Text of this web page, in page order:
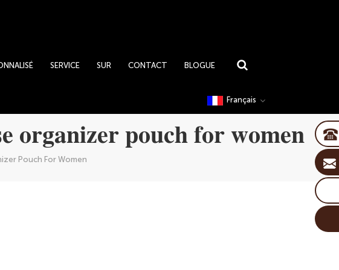
SERVICE SUR CONTACT BLOGUE
Français
organizer pouch for women
Pouch For Women